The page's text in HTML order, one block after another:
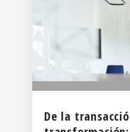
De la